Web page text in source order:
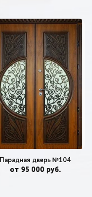
Парадная дверь №104
от 95 000 руб.